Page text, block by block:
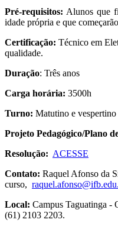
Pré-requisitos: Alunos que
idade própria e que
Certificação: Técnico em
qualidade.
Duração: Três anos
Carga horária: 3500h
Turno: Matutino e vespertino
Projeto Pedagógico/Plano
Resolução: ACESSE
Contato: Raquel Afonso da
curso,
Local: Campus Taguatinga -
(61) 2103 2203.